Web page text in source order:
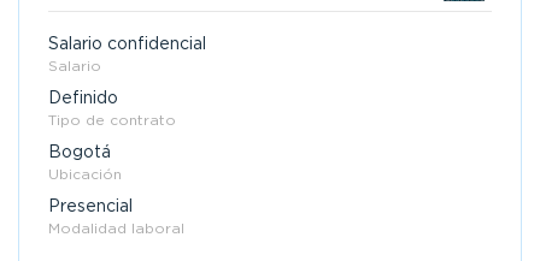
Salario confidencial
Salario
Definido
Tipo de contrato
Bogotá
Ubicación
Presencial
Modalidad laboral